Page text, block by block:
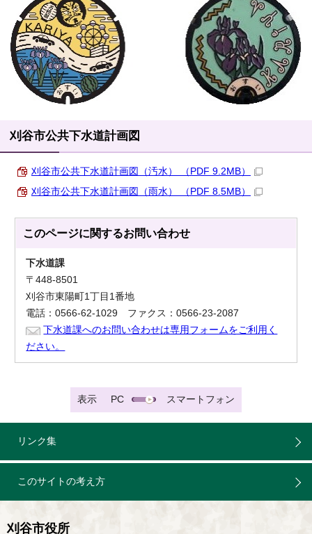
刈谷市公共下水道計画図
刈谷市公共下水道計画図（汚水） （PDF 9.2MB）
刈谷市公共下水道計画図（雨水） （PDF 8.5MB）
このページに関するお問い合わせ
下水道課
〒448-8501
刈谷市東陽町1丁目1番地
電話：0566-62-1029 ファクス：0566-23-2087
下水道課へのお問い合わせは専用フォームをご利用く
ださい。
表示 PC スマートフォン
リンク集
このサイトの考え方
刈谷市役所